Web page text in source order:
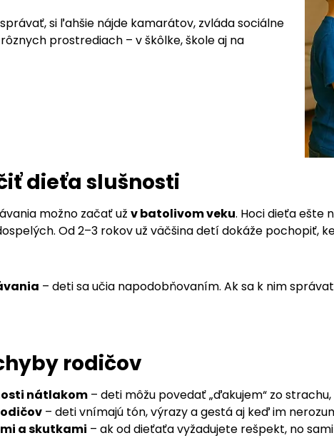
si ľahšie nájde kamarátov, zvláda sociálne
prostrediach – v škôlke, škole aj na
dieťa slušnosti
možno začať užv batolivom veku. Hoci dieťa ešte
Od 2–3 rokov už väčšina detí dokáže pochopiť,
– deti sa učia napodobňovaním. Ak sa k nim
rodičov
nátlakom – deti môžu povedať „ďakujem“ zo
– deti vnímajú tón, výrazy a gestá aj keď im
a skutkami – ak od dieťaťa vyžadujete rešpekt, no